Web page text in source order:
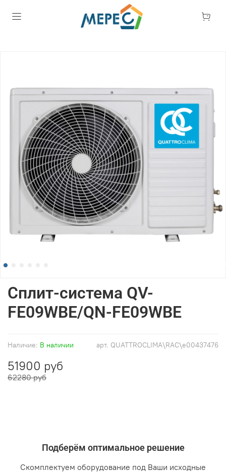
арт. QUATTROCLIMA\RAC\e00437476
Наличие: В наличии
Сплит-система QV-
FE09WBE/QN-FE09WBE
51900 руб
62280 руб
Подберём оптимальное решение
Скомплектуем оборудование под Ваши исходные